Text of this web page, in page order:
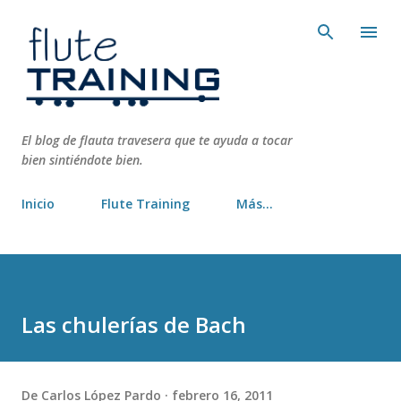
El blog de flauta travesera que te ayuda a tocar
bien sintiéndote bien.
Inicio Flute Training Más…
Las chulerías de Bach
De Carlos López Pardo febrero 16, 2011